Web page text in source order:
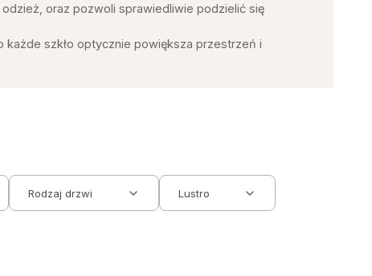
oraz pozwoli sprawiedliwie podzielić się
szkło optycznie powiększa przestrzeń i
Rodzaj drzwi Lustro